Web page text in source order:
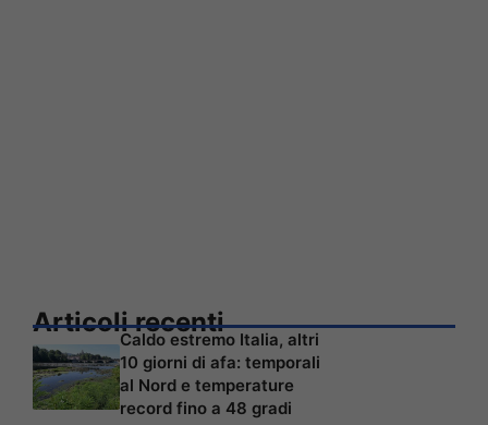
Articoli recenti
Caldo estremo Italia, altri
10 giorni di afa: temporali
al Nord e temperature
record fino a 48 gradi